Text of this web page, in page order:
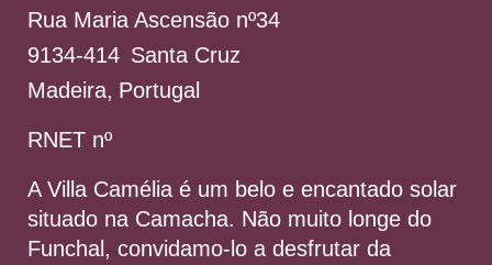
Rua Maria Ascensão nº34
9134-414 Santa Cruz
Madeira, Portugal
RNET nº
A Villa Camélia é um belo e encantado solar
situado na Camacha. Não muito longe do
Funchal, convidamo-lo a desfrutar da